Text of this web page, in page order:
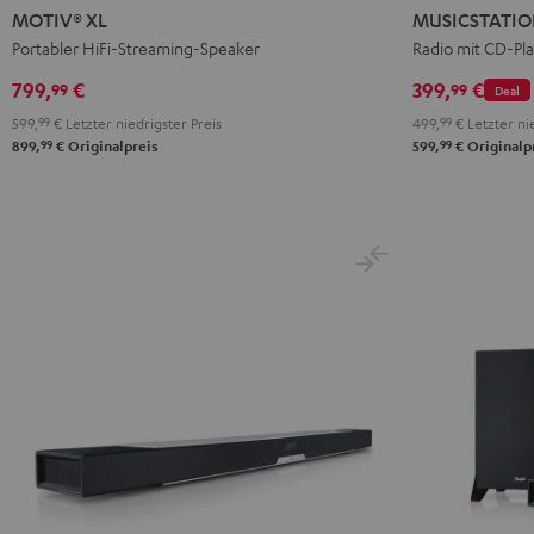
XL
Schwarz
MOTIV® XL
Portabler HiFi-Streaming-Speaker
799,99 €
599, 99 € Letzter niedrigster Preis
899,99 € Originalpreis
Schwarz
Weiß
Radio mit CD-
Deal
399,99 €
499, 99 € Letzter
599,99 €